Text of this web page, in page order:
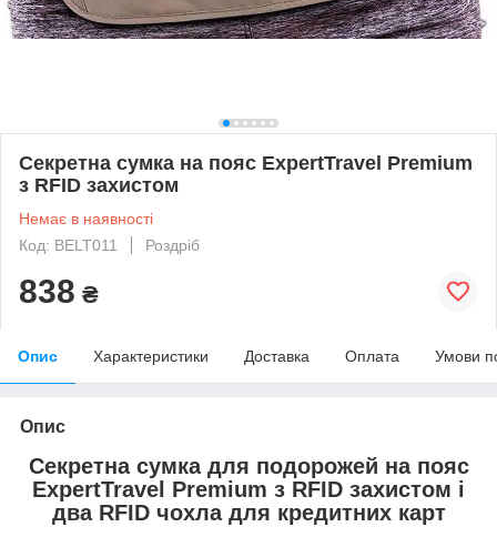
Секретна сумка на пояс ExpertTravel Premium
з RFID захистом
Немає в наявності
Код: BELT011
Роздріб
838 ₴
Опис Характеристики Доставка Оплата Умови
Опис
Секретна сумка для подорожей на пояс
ExpertTravel Premium з RFID захистом і
два RFID чохла для кредитних карт